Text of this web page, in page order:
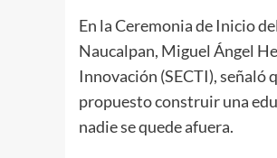
En la Ceremonia de Inicio
Naucalpan, Miguel Ángel
Innovación (SECTI), señaló
propuesto construir una
nadie se quede afuera.